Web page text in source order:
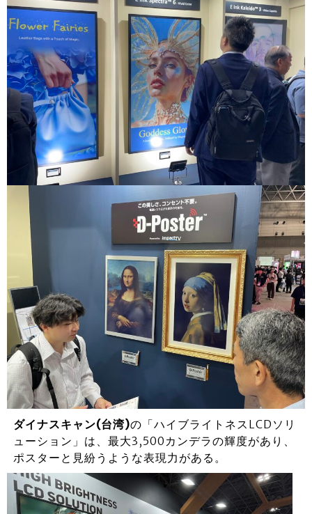
ダイナスキャン(台湾)の「ハイブライトネスLCDソリ
ューション」は、最大3,500カンデラの輝度があり、
ポスターと見紛うような表現力がある。